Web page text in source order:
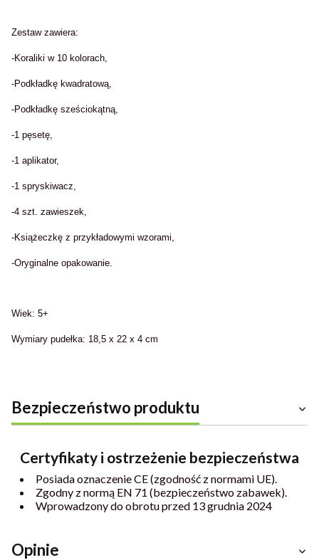
Zestaw zawiera:
-Koraliki w 10 kolorach,
-Podkładkę kwadratową,
-Podkładkę sześciokątną,
-1 pęsetę,
-1 aplikator,
-1 spryskiwacz,
-4 szt. zawieszek,
-Książeczkę z przykładowymi wzorami,
-Oryginalne opakowanie.
Wiek: 5+
Wymiary pudełka: 18,5 x 22 x 4 cm
Bezpieczeństwo produktu
Certyfikaty i ostrzeżenie bezpieczeństwa
Posiada oznaczenie CE (zgodność z normami UE).
Zgodny z normą EN 71 (bezpieczeństwo zabawek).
Wprowadzony do obrotu przed 13 grudnia 2024
Opinie